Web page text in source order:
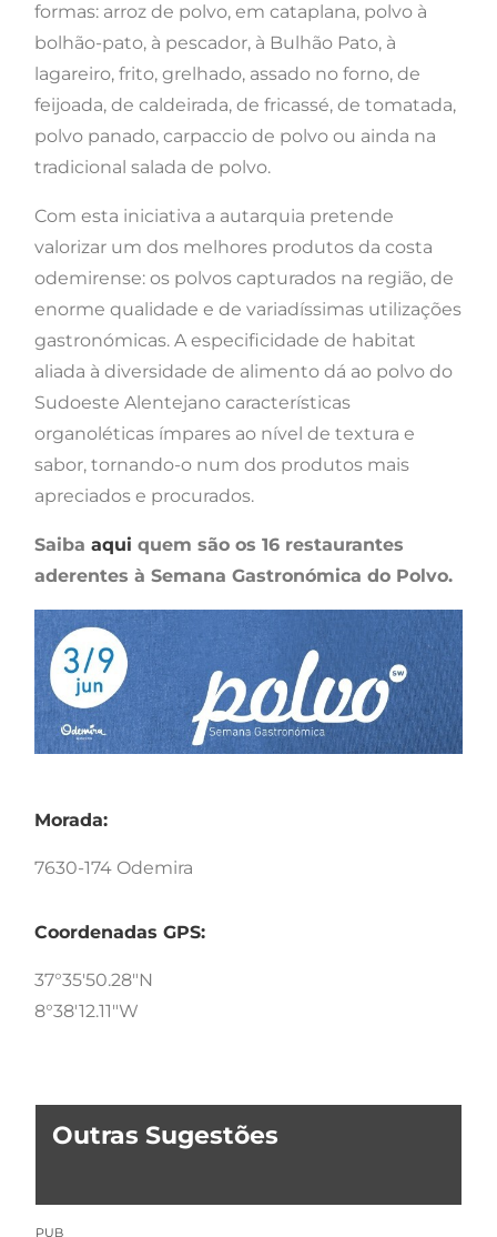
formas: arroz de polvo, em cataplana, polvo à
bolhão-pato, à pescador, à Bulhão Pato, à
lagareiro, frito, grelhado, assado no forno, de
feijoada, de caldeirada, de fricassé, de tomatada,
polvo panado, carpaccio de polvo ou ainda na
tradicional salada de polvo.
Com esta iniciativa a autarquia pretende
valorizar um dos melhores produtos da costa
odemirense: os polvos capturados na região, de
enorme qualidade e de variadíssimas utilizações
gastronómicas. A especificidade de habitat
aliada à diversidade de alimento dá ao polvo do
Sudoeste Alentejano características
organoléticas ímpares ao nível de textura e
sabor, tornando-o num dos produtos mais
apreciados e procurados.
Saiba aqui quem são os 16 restaurantes
aderentes à Semana Gastronómica do Polvo.
Morada:
7630-174 Odemira
Coordenadas GPS:
37°35'50.28"N
8°38'12.11"W
Outras Sugestões
PUB